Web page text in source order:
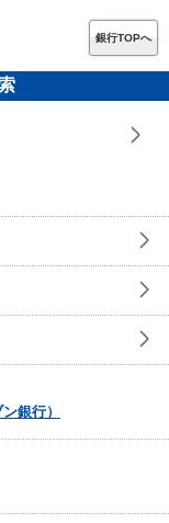
銀行TOPへ
銀行）